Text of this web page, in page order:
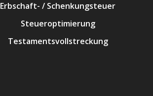
Erbschaft- / Schenkungsteuer
Steueroptimierung
Testamentsvollstreckung